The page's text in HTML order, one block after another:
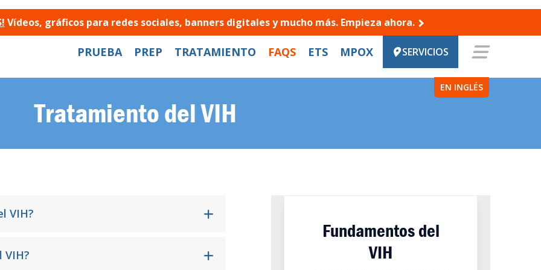
Vídeos, gráficos para redes sociales, banners digitales y mucho más. Empieza ahora.
PRUEBA PREP TRATAMIENTO FAQS ETS MPOX SERVICIOS
EN INGLÉS
Tratamiento del VIH
VIH?
Fundamentos del
VIH